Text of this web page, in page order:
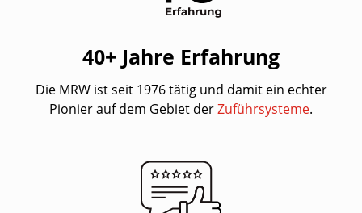
40+ Jahre Erfahrung
Die MRW ist seit 1976 tätig und damit ein echter
Pionier auf dem Gebiet derZuführsysteme.